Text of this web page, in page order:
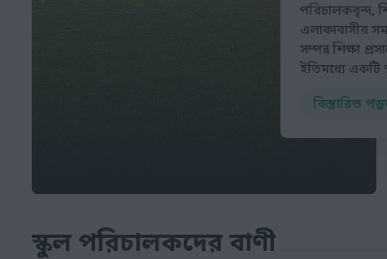
পরিচালকবৃন্দ,
এলাকাবাসীর
সম্পন্ন শিক্ষা
ইতিমধ্যে একটি
মেয়েদের এই
বিস্তারিত
স্কুল পরিচালকদের বাণী